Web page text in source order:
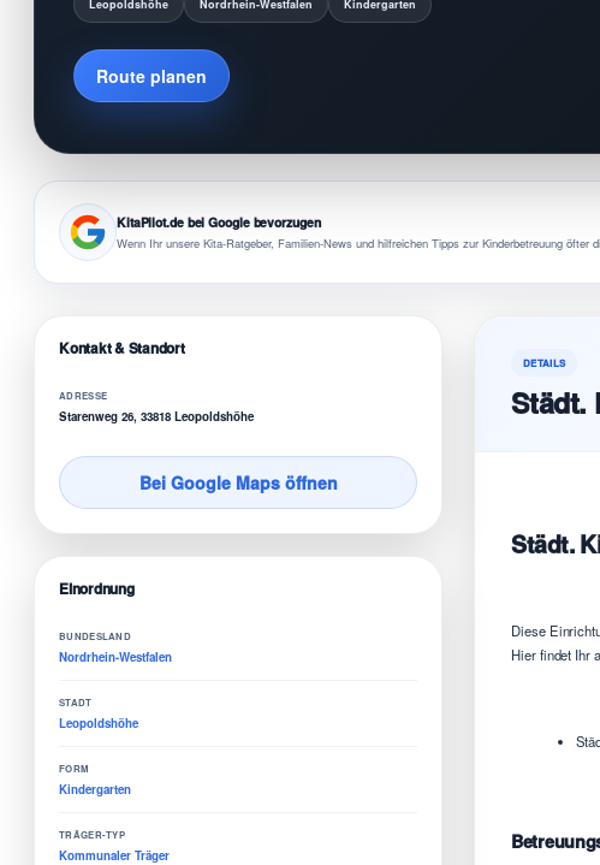
Leopoldshöhe Nordrhein-Westfalen Kindergarten
Route planen
KitaPilot.de bei Google bevorzugen
Wenn Ihr unsere Kita-Ratgeber, Familien-News und hilfreichen Tipps zur Kinderbetreuung
Kontakt & Standort
ADRESSE
Starenweg 26, 33818 Leopoldshöhe
Bei Google Maps öffnen
Einordnung
BUNDESLAND
Nordrhein-Westfalen
STADT
Leopoldshöhe
FORM
Kindergarten
TRÄGER-TYP
Kommunaler Träger
DETAILS
Städt.
Städt.
Diese
Hier findet Ihr